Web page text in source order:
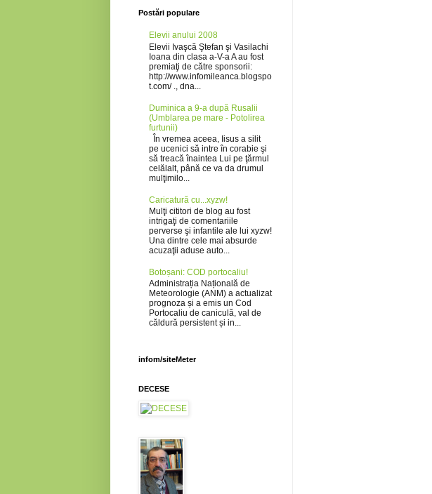
Postări populare
Elevii anului 2008
Elevii Ivaşcă Ştefan şi Vasilachi
Ioana din clasa a-V-a A au fost
premiaţi de către sponsorii:
http://www.infomileanca.blogspo
t.com/ ., dna...
Duminica a 9-a după Rusalii
(Umblarea pe mare - Potolirea
furtunii)
În vremea aceea, Iisus a silit
pe ucenici să intre în corabie şi
să treacă înaintea Lui pe ţărmul
celălalt, până ce va da drumul
mulţimilo...
Caricatură cu...xyzw!
Mulţi cititori de blog au fost
intrigaţi de comentariile
perverse şi infantile ale lui xyzw!
Una dintre cele mai absurde
acuzaţii aduse auto...
Botoșani: COD portocaliu!
Administrația Națională de
Meteorologie (ANM) a actualizat
prognoza și a emis un Cod
Portocaliu de caniculă, val de
căldură persistent și in...
infom/siteMeter
DECESE